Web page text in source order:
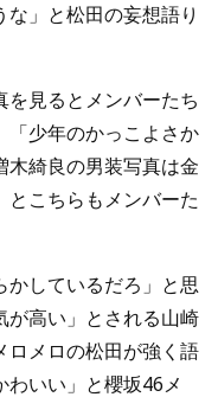
」と松田の妄想語り
見るとメンバーたち
「少年のかっこよさか
綺良の男装写真は金
こちらもメンバーた
かしているだろ」と思
が高い」とされる山崎
ロメロの松田が強く語
わいい」と櫻坂46メ